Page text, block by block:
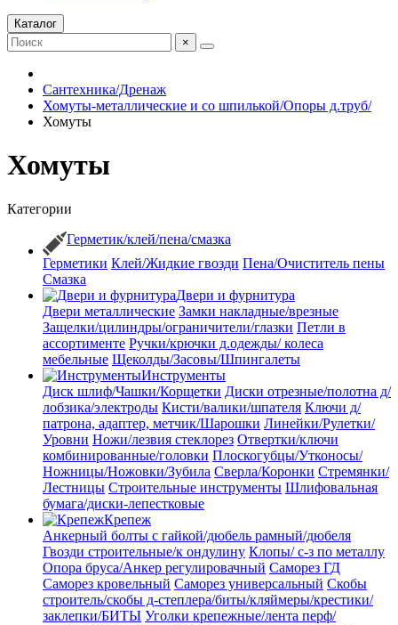
Каталог
×
Сантехника/Дренаж
Хомуты-металлические и со шпилькой/Опоры д.труб/
Хомуты
Хомуты
Категории
Герметик/клей/пена/смазка
Герметики Клей/Жидкие гвозди Пена/Очиститель пены
Смазка
Двери и фурнитура
Двери металлические Замки накладные/врезные
Защелки/цилиндры/ограничители/глазки Петли в
ассортименте Ручки/крючки д.одежды/ колеса
мебельные Щеколды/Засовы/Шпингалеты
Инструменты
Диск шлиф/Чашки/Корщетки Диски отрезные/полотна д/
лобзика/электроды Кисти/валики/шпателя Ключи д/
патрона, адаптер, метчик/Шарошки Линейки/Рулетки/
Уровни Ножи/лезвия стеклорез Отвертки/ключи
комбинированные/головки Плоскогубцы/Утконосы/
Ножницы/Ножовки/Зубила Сверла/Коронки Стремянки/
Лестницы Строительные инструменты Шлифовальная
бумага/диски-лепестковые
Крепеж
Анкерный болты с гайкой/дюбель рамный/дюбеля
Гвозди строительные/к ондулину Клопы/ с-з по металлу
Опора бруса/Анкер регулировачный Саморез ГД
Саморез кровельный Саморез универсальный Скобы
строитель/скобы д-степлера/биты/кляймеры/крестики/
заклепки/БИТЫ Уголки крепежные/лента перф/